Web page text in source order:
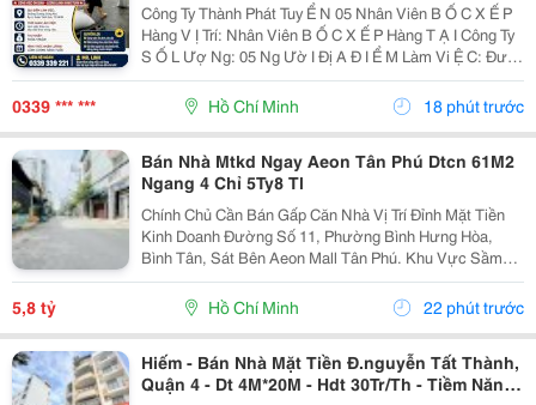
Công Ty Thành Phát Tuy Ể N 05 Nhân Viên B Ố C X Ế P
Hàng V Ị Trí: Nhân Viên B Ố C X Ế P Hàng T Ạ I Công Ty
S Ố L Ượ Ng: 05 Ng Ườ I Đị A Đ I Ể M Làm Vi Ệ C: Đườ
Ng D Ươ Ng Công Khi, Ấ P 4, Xuân Th Ớ I S Ơ N,
Tp.hcm ⏰ Th Ờ I Gian: Làm Vi Ệ C Theo...
0339 *** *** Hồ Chí Minh 18 phút trước
Bán Nhà Mtkd Ngay Aeon Tân Phú Dtcn 61M2
Ngang 4 Chỉ 5Ty8 Tl
Chính Chủ Cần Bán Gấp Căn Nhà Vị Trí Đỉnh Mặt Tiền
Kinh Doanh Đường Số 11, Phường Bình Hưng Hòa,
Bình Tân, Sát Bên Aeon Mall Tân Phú. Khu Vực Sầm
Uất, Buôn Bán Nhộn Nhịp, Tiện Di Chuyển Ra Lê Trọng
Tấn, Quốc Lộ 1A. - Thông Số Vàng: Chiều Ngang 4M
5,8 tỷ Hồ Chí Minh 22 phút trước
Hiếm - Bán Nhà Mặt Tiền Đ.nguyễn Tất Thành,
Quận 4 - Dt 4M*20M - Hdt 30Tr/Th - Tiềm Năng